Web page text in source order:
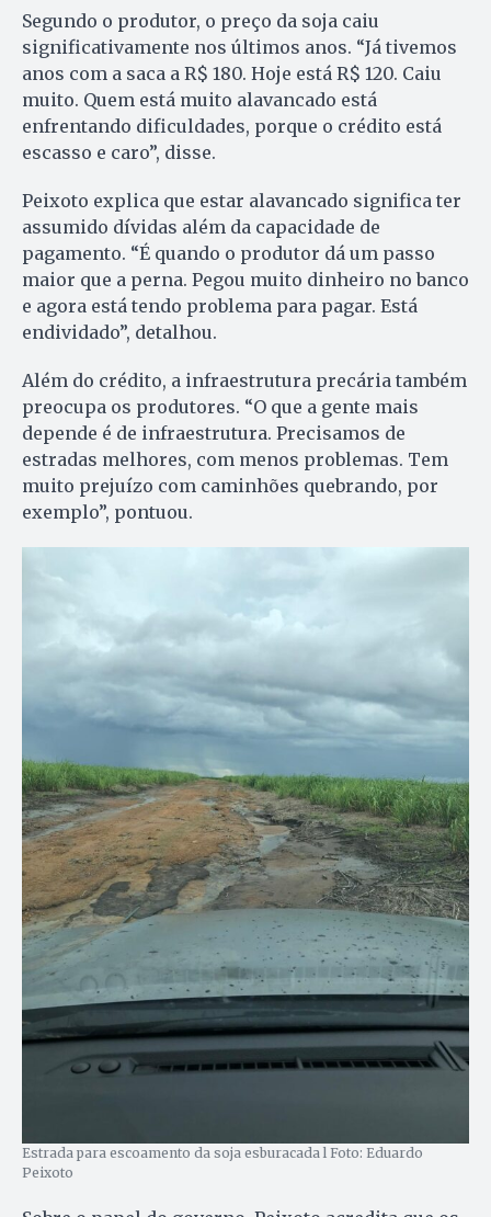
Segundo o produtor, o preço da soja caiu
significativamente nos últimos anos. “Já tivemos
anos com a saca a R$ 180. Hoje está R$ 120. Caiu
muito. Quem está muito alavancado está
enfrentando dificuldades, porque o crédito está
escasso e caro”, disse.
Peixoto explica que estar alavancado significa ter
assumido dívidas além da capacidade de
pagamento. “É quando o produtor dá um passo
maior que a perna. Pegou muito dinheiro no banco
e agora está tendo problema para pagar. Está
endividado”, detalhou.
Além do crédito, a infraestrutura precária também
preocupa os produtores. “O que a gente mais
depende é de infraestrutura. Precisamos de
estradas melhores, com menos problemas. Tem
muito prejuízo com caminhões quebrando, por
exemplo”, pontuou.
Estrada para escoamento da soja esburacada l Foto: Eduardo
Peixoto